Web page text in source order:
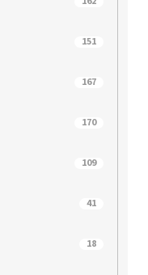
151
167
170
109
41
18